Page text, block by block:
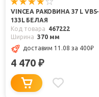
VINCEA РАКОВИНА 37 L VBS-
133L БЕЛАЯ
Код товара
467222
Ширина 370 мм
доставим 11.08 за 400₽
4 470 ₽